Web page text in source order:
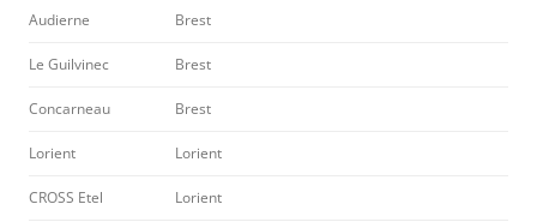
Audierne Brest
Le Guilvinec Brest
Concarneau Brest
Lorient Lorient
CROSS Etel Lorient